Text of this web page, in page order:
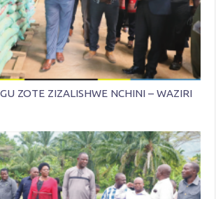
ZOTE ZIZALISHWE NCHINI – WAZIRI